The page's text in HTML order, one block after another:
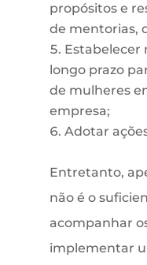
propósitos e
de mentorias,
Estabelecer
longo prazo
de mulheres
empresa;
Adotar
Entretanto,
não é o
acompanhar
implementar